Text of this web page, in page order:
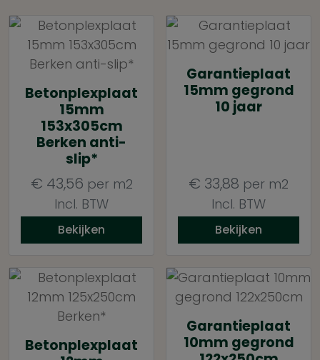
Betonplexplaat
15mm
153x305cm
Berken anti-
slip*
€ 43,56 per m2
Incl. BTW
Bekijken
Garantieplaat
15mm gegrond
10 jaar
€ 33,88 per m2
Incl. BTW
Bekijken
Betonplexplaat
Garantieplaat
10mm gegrond